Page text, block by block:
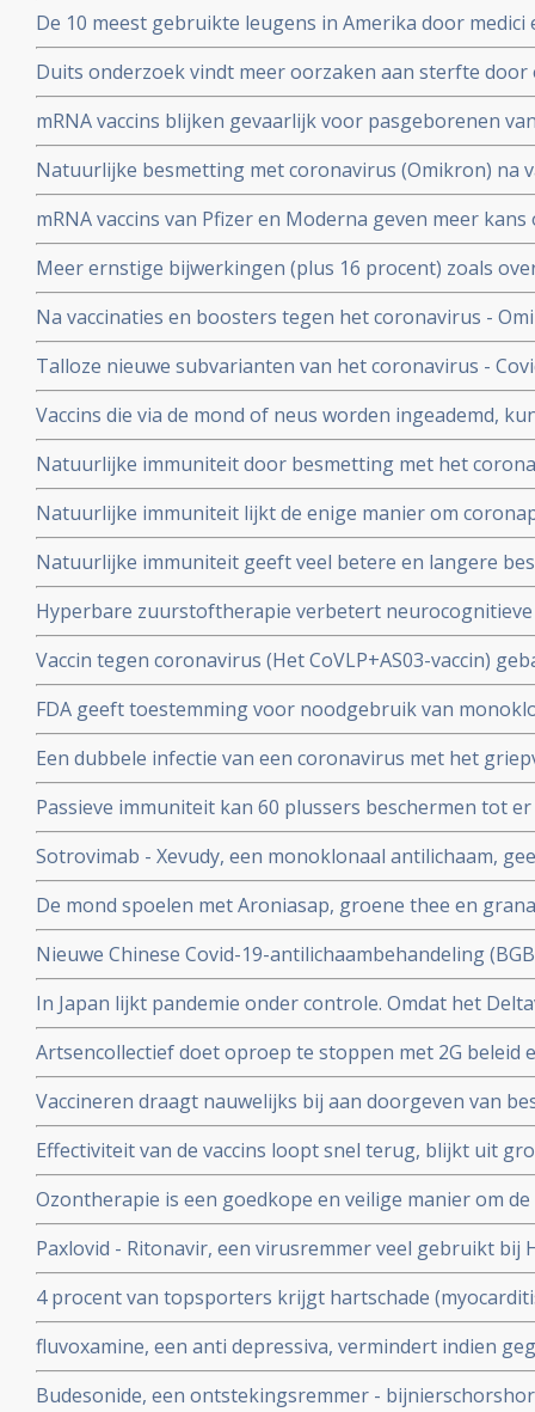
studies blijkt zeer grote effectiviteit.
De 10 meest gebruikte leugens in Amerika door
klakkeloos overgenomen rondom het corona virus en
buiten
Duits onderzoek vindt meer oorzaken aan sterfte
hersenen, bloedvaten en hart (myocarditis) bij
overleden net na vaccinatie tegen coronavirus.
mRNA vaccins blijken gevaarlijk voor pasgeborenen
moeders. Minder bloedplasmacellen tast immuniteit
blijkt niet bruikbaar voor stamceltransplantaties.
Natuurlijke besmetting met coronavirus (Omikron) na
bescherming, al zijn er twijfels over bescherming door
varianten van Omikron.
mRNA vaccins van Pfizer en Moderna geven meer
dat ze een ziekenhuisopname voorkomen. Blijkt uit
studiegegevens
Meer ernstige bijwerkingen (plus 16 procent) zoals
invaliditeit deden zich voor tijdens de studies van de
Pfizer in vergelijking met de placebogroep
Na vaccinaties en boosters tegen het coronavirus -
overige oorzaken blijkt uit grafieken bijgehouden en
Herman Steigstra, Anton Theunissen en Maurice de
Talloze nieuwe subvarianten van het coronavirus -
boostervaccins en ontsnappen aan eigen
Vaccins die via de mond of neus worden ingeademd,
Twee mond- en neusvaccins krijgen goedkeuring in
Natuurlijke immuniteit door besmetting met het
vs 23 procent) tegen Omicron varianten BA.4 en BA.5
Natuurlijke immuniteit lijkt de enige manier om
Zweeds onderzoek ziet effectiviteit van vaccins binnen
nagenoeg geen bescherming meer.
Natuurlijke immuniteit geeft veel betere en langere
coronavirus - Covid-19 dan een vaccin dat zijn
Hyperbare zuurstoftherapie verbetert
veroorzaakt door coronabesmetting bij patienten met
Vaccin tegen coronavirus (Het CoVLP+AS03-vaccin)
stoffen geeft uitstekende bescherming tegen ziek
ziekte (78 procent)
FDA geeft toestemming voor noodgebruik van
(tixagevimab plus cilgavimab) voor preventie van
immuunziekte die niet goed reageren op de
Een dubbele infectie van een coronavirus met het
ziekte en meer ziekenhuisopnames en overlijdingen
studie.
Passieve immuniteit kan 60 plussers beschermen tot
viroloog Jaap Goudsmid
Sotrovimab - Xevudy, een monoklonaal antilichaam,
bij patienten die reeds besmet zijn. EMA gaat snel
gebruik in Europa.
De mond spoelen met Aroniasap, groene thee en
het coronavirus - Covid-19 virus en geeft 80 tot 97
doorgeven van virus.
Nieuwe Chinese Covid-19-antilichaambehandeling
Covid-19 - coronavirus is veelbelovend en
Chinese coronapatienten
In Japan lijkt pandemie onder controle. Omdat het
gemuteerd of omdat er veel ivermectine wordt
Artsencollectief doet oproep te stoppen met 2G beleid
de druk op de zorg te verminderen
Vaccineren draagt nauwelijks bij aan doorgeven van
vaccineren lijkt juist doorgeven van besmettingen en
stimuleren. Bewijst groot internationaal onderzoek in
Effectiviteit van de vaccins loopt snel terug, blijkt uit
onder 800.000 veteranen.
Ozontherapie is een goedkope en veilige manier om
virussen - de overvloedige zwavel bevattende
SARS-CoV-2 aan te pakken en te elimineren
Paxlovid - Ritonavir, een virusremmer veel gebruikt bij
ziekenhuisopname bij kwetsbare coronapatiënten met
tijd wordt ingenomen
4 procent van topsporters krijgt hartschade
na lichte klachten als na ernstige klachten blijkt uit
fluvoxamine, een anti depressiva, vermindert indien
het risico op overlijden met 90 procent door COVID-19
met de ziekte om intensieve medische zorg te krijgen
Budesonide, een ontstekingsremmer -